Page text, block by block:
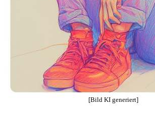
[Bild KI generiert]